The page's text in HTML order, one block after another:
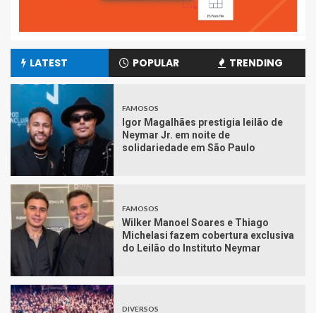
LATEST POPULAR TRENDING
FAMOSOS
Igor Magalhães prestigia leilão de
Neymar Jr. em noite de
solidariedade em São Paulo
FAMOSOS
Wilker Manoel Soares e Thiago
Michelasi fazem cobertura exclusiva
do Leilão do Instituto Neymar
DIVERSOS